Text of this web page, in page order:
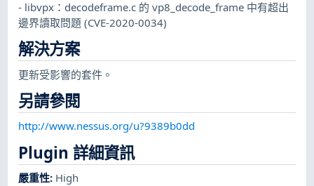
- libvpx：decodeframe.c 的 vp8_decode_frame 中有超出
邊界讀取問題 (CVE-2020-0034)
解決方案
更新受影響的套件。
另請參閱
http://www.nessus.org/u?9389b0dd
Plugin 詳細資訊
嚴重性: High